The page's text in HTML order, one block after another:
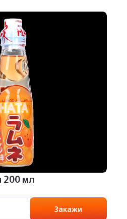
200 мл
Закажи